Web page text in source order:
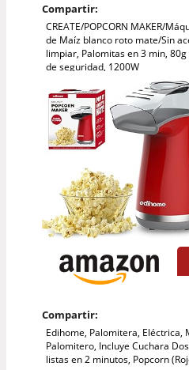
Compartir:
CREATE/POPCORN MAKER/
de Maíz blanco roto mate/Sin
limpiar, Palomitas en 3 min,
de seguridad, 1200W
Compartir:
Edihome, Palomitera, Eléctrica,
Palomitero, Incluye Cuchara
listas en 2 minutos, Popcorn